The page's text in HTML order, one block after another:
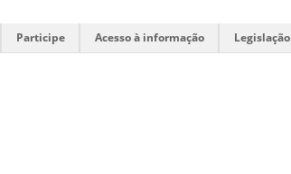
Participe Acesso à informação Legislação